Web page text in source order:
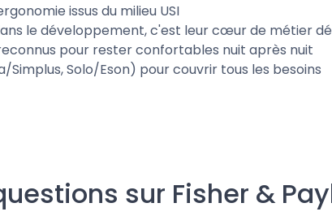
issus du milieu USI
le développement, c'est leur cœur de métier
pour rester confortables nuit après nuit
Simplus, Solo/Eson) pour couvrir tous les besoins
sur Fisher &